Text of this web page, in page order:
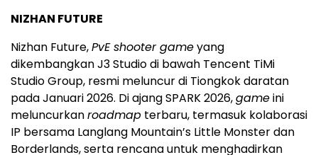
NIZHAN FUTURE
Nizhan Future,PvE shooter gameyang
dikembangkan J3 Studio di bawah Tencent TiMi
Studio Group, resmi meluncur di Tiongkok daratan
pada Januari 2026. Di ajang SPARK 2026,gameini
meluncurkanroadmap terbaru, termasuk kolaborasi
IP bersama Langlang Mountain’s Little Monster dan
Borderlands, serta rencana untuk menghadirkan